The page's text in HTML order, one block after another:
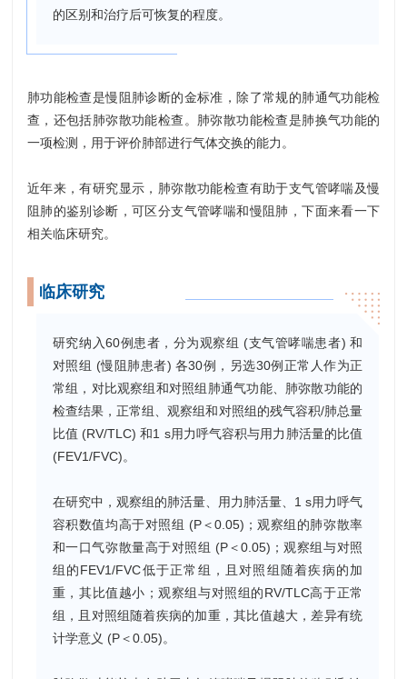
的区别和治疗后可恢复的程度。
肺功能检查是慢阻肺诊断的金标准，除了常规的肺通气功能检
查，还包括肺弥散功能检查。肺弥散功能检查是肺换气功能的
一项检测，用于评价肺部进行气体交换的能力。
近年来，有研究显示，肺弥散功能检查有助于支气管哮喘及慢
阻肺的鉴别诊断，可区分支气管哮喘和慢阻肺，下面来看一下
相关临床研究。
临床研究
研究纳入60例患者，分为观察组 (支气管哮喘患者) 和
对照组 (慢阻肺患者) 各30例，另选30例正常人作为正
常组，对比观察组和对照组肺通气功能、肺弥散功能的
检查结果，正常组、观察组和对照组的残气容积/肺总量
比值 (RV/TLC) 和1 s用力呼气容积与用力肺活量的比值
(FEV1/FVC)。
在研究中，观察组的肺活量、用力肺活量、1 s用力呼气
容积数值均高于对照组 (P＜0.05)；观察组的肺弥散率
和一口气弥散量高于对照组 (P＜0.05)；观察组与对照
组的FEV1/FVC低于正常组，且对照组随着疾病的加
重，其比值越小；观察组与对照组的RV/TLC高于正常
组，且对照组随着疾病的加重，其比值越大，差异有统
计学意义 (P＜0.05)。